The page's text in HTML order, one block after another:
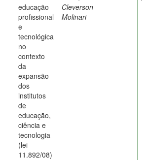
educação
profissional
e
tecnológica
no
contexto
da
expansão
dos
institutos
de
educação,
ciência e
tecnologia
(lei
11.892/08)
Cleverson
Molinari